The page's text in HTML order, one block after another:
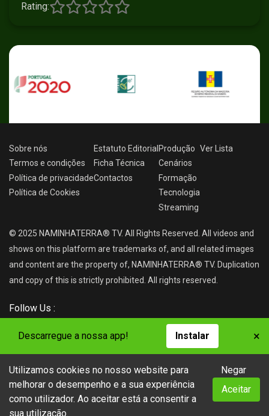
Rating:
Utilizamos cookies no nosso website para
melhorar o desempenho e a sua experiência
como utilizador. Ao aceitar está a consentir a
sua utilização.
Negar
Aceitar
Sobre nós
Termos e condições
Política de privacidade
Política de Cookies
Estatuto Editorial
Ficha Técnica
Contactos
Produção
Cenários
Formação
Tecnologia
Streaming
VerLista
© 2025 NAMINHATERRA® TV. All Rights Reserved. All videos and
shows on this platform are trademarks of, and all related images
and content are the property of, NAMINHATERRA® TV. Duplication
and copy of this is strictly prohibited. All rights reserved.
Follow Us :
NAMINHATERRA® TV
Descarregue a nossa app! Instalar ×